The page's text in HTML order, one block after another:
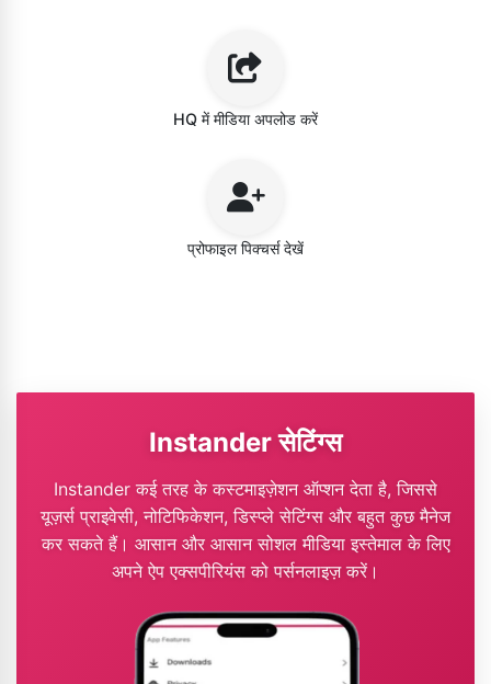
HQ में मीडिया अपलोड करें
प्रोफाइल पिक्चर्स देखें
Instander सेटिंग्स
Instander कई तरह के कस्टमाइज़ेशन ऑप्शन देता है, जिससे
यूज़र्स प्राइवेसी, नोटिफिकेशन, डिस्प्ले सेटिंग्स और बहुत कुछ मैनेज
कर सकते हैं। आसान और आसान सोशल मीडिया इस्तेमाल के लिए
अपने ऐप एक्सपीरियंस को पर्सनलाइज़ करें।